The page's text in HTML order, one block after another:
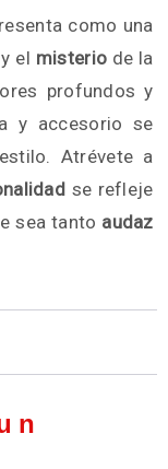
como una
y el misterio de la
profundos y
y accesorio se
Atrévete a
se refleje
sea tanto audaz